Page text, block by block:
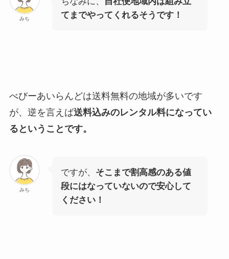
みち
てまでやってくれるそうです！
べびーあいらんどは送料無料の地域が多いです
が、逆を言えば送料込みのレンタル料になってい
るということです。
みち
ですが、 そこまで割高感のある値
段にはなっていないので安心して
ください！